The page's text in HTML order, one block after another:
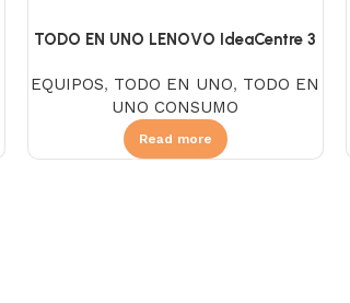
TODO EN UNO LENOVO IdeaCentre 3
512GB, DDR4 8GB, NO DVD, Pantalla
23.8″ FHD IPS, Linux, Black
EQUIPOS, TODO EN UNO, TODO EN
UNO CONSUMO
Read more